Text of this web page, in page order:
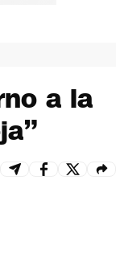
a la